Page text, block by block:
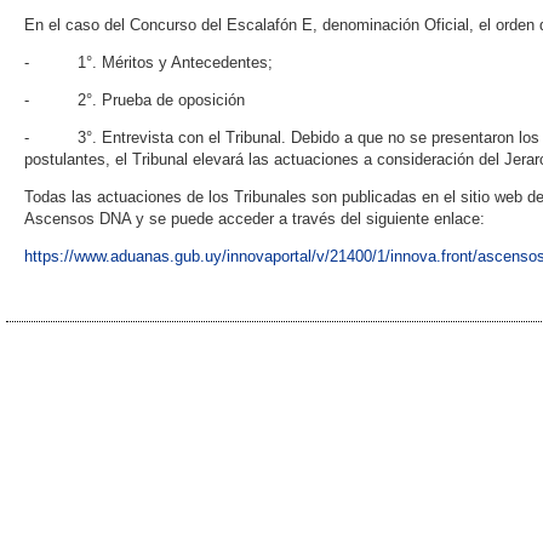
En el caso del Concurso del Escalafón E, denominación Oficial, el
- 1°. Méritos y Antecedentes;
- 2°. Prueba de oposición
- 3°. Entrevista con el Tribunal. Debido a que no se presentaron los
postulantes, el Tribunal elevará las actuaciones a consideración del
Todas las actuaciones de los Tribunales son publicadas en el sitio web
Ascensos DNA y se puede acceder a través del siguiente enlace:
https://www.aduanas.gub.uy/innovaportal/v/21400/1/innova.front/